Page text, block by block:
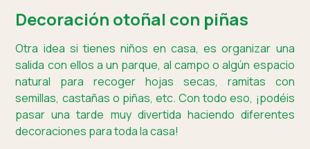
Decoración otoñal con piñas
Otra idea si tienes niños en casa, es organizar una
salida con ellos a un parque, al campo o algún espacio
natural para recoger hojas secas, ramitas con
semillas, castañas o piñas, etc. Con todo eso, ¡podéis
pasar una tarde muy divertida haciendo diferentes
decoraciones para toda la casa!